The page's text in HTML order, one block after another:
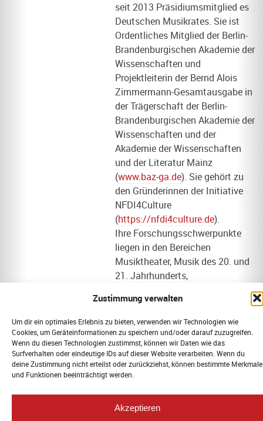
Zustimmung verwalten
Um dir ein optimales Erlebnis zu bieten, verwenden wir Technologien wie
Cookies, um Geräteinformationen zu speichern und/oder darauf zuzugreifen.
Wenn du diesen Technologien zustimmst, können wir Daten wie das
Surfverhalten oder eindeutige IDs auf dieser Website verarbeiten. Wenn du
deine Zustimmung nicht erteilst oder zurückziehst, können bestimmte Merkmale
und Funktionen beeinträchtigt werden.
Akzeptieren
seit 2013 Präsidiumsmitglied es
Deutschen Musikrates. Sie ist
Ordentliches Mitglied der Berlin-
Brandenburgischen Akademie der
Wissenschaften und
Projektleiterin der Bernd Alois
Zimmermann-Gesamtausgabe in
der Trägerschaft der Berlin-
Brandenburgischen Akademie der
Wissenschaften und der
Akademie der Wissenschaften
und der Literatur Mainz
(www.baz-ga.de). Sie gehört zu
den Gründerinnen der Initiative
NFDI4Culture
(https://nfdi4culture.de).
Ihre Forschungsschwerpunkte
liegen in den Bereichen
Musiktheater, Musik des 20. und
21. Jahrhunderts,
Schwerpunkten auf der
Institutionengeschichte und der
Geschichte der Nachkriegszeit.
© 2026 Landesmusikrat Berlin. Alle